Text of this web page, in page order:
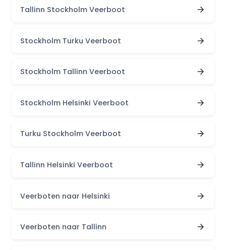
Tallinn Stockholm Veerboot
Stockholm Turku Veerboot
Stockholm Tallinn Veerboot
Stockholm Helsinki Veerboot
Turku Stockholm Veerboot
Tallinn Helsinki Veerboot
Veerboten naar Helsinki
Veerboten naar Tallinn